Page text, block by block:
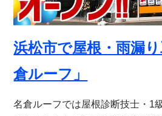
浜松市で屋根・雨漏
倉ルーフ」
名倉ルーフでは屋根診断技士・1